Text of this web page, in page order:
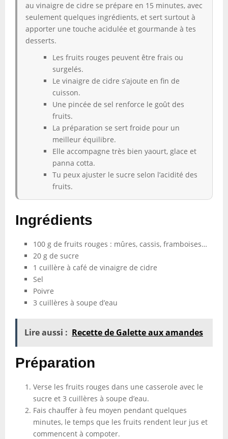
au vinaigre de cidre se prépare en 15 minutes, avec
seulement quelques ingrédients, et sert surtout à
apporter une touche acidulée et gourmande à tes
desserts.
Les fruits rouges peuvent être frais ou
surgelés.
Le vinaigre de cidre s’ajoute en fin de
cuisson.
Une pincée de sel renforce le goût des
fruits.
La préparation se sert froide pour un
meilleur équilibre.
Elle accompagne très bien yaourt, glace et
panna cotta.
Tu peux ajuster le sucre selon l’acidité des
fruits.
Ingrédients
100 g de fruits rouges : mûres, cassis, framboises…
20 g de sucre
1 cuillère à café de vinaigre de cidre
Sel
Poivre
3 cuillères à soupe d’eau
Lire aussi : Recette de Galette aux amandes
Préparation
Verse les fruits rouges dans une casserole avec le
sucre et 3 cuillères à soupe d’eau.
Fais chauffer à feu moyen pendant quelques
minutes, le temps que les fruits rendent leur jus et
commencent à compoter.